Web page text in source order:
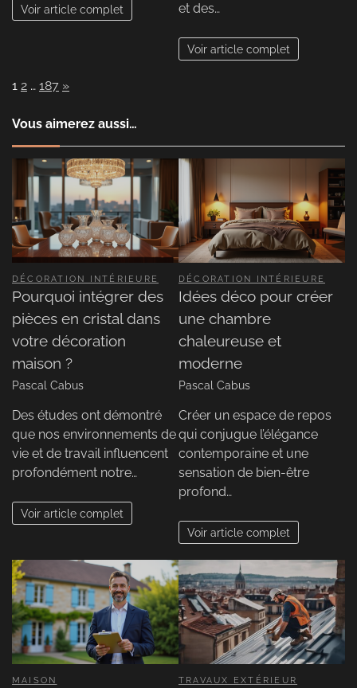
Voir article complet
et des…
Voir article complet
Page:
1 2 … 187 Next
»
Vous aimerez aussi…
DÉCORATION INTÉRIEURE
Pourquoi intégrer des
pièces en cristal dans
votre décoration
maison ?
Pascal Cabus
Des études ont démontré
que nos environnements de
vie et de travail influencent
profondément notre…
Voir article complet
DÉCORATION INTÉRIEURE
Idées déco pour créer
une chambre
chaleureuse et
moderne
Pascal Cabus
Créer un espace de repos
qui conjugue l’élégance
contemporaine et une
sensation de bien-être
profond…
Voir article complet
MAISON TRAVAUX EXTÉRIEUR